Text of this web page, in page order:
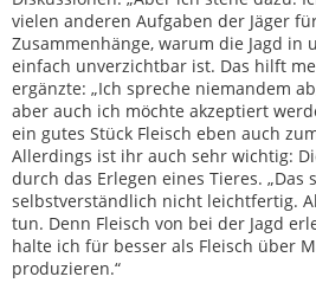
vielen anderen Aufgaben der Jäger
Zusammenhänge, warum die Jagd
einfach unverzichtbar ist. Das hilft
ergänzte: „Ich spreche niemandem
aber auch ich möchte akzeptiert
ein gutes Stück Fleisch eben auch
Allerdings ist ihr auch sehr wichtig:
durch das Erlegen eines Tieres. „Das
selbstverständlich nicht leichtfertig.
tun. Denn Fleisch von bei der Jagd
halte ich für besser als Fleisch über
produzieren.“